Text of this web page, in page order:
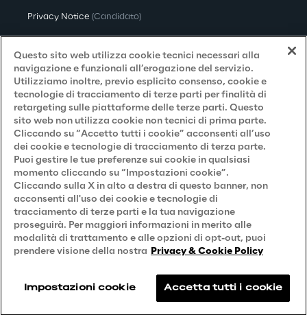
Privacy Notice (Candidato)
Privacy Notice(Fornitore)
Privacy Notice (Marketing)
Accessibilità
Careers
Contacts
Reply © 2026
Questo sito web utilizza cookie tecnici necessari alla
navigazione e funzionali all’erogazione del servizio.
Utilizziamo inoltre, previo esplicito consenso, cookie e
tecnologie di tracciamento di terze parti per finalità di
retargeting sulle piattaforme delle terze parti. Questo
sito web non utilizza cookie non tecnici di prima parte.
Cliccando su “Accetto tutti i cookie” acconsenti all’uso
dei cookie e tecnologie di tracciamento di terza parte.
Puoi gestire le tue preferenze sui cookie in qualsiasi
momento cliccando su “Impostazioni cookie”.
Cliccando sulla X in alto a destra di questo banner, non
acconsenti all'uso dei cookie e tecnologie di
tracciamento di terze parti e la tua navigazione
proseguirà. Per maggiori informazioni in merito alle
modalità di trattamento e alle opzioni di opt-out, puoi
prendere visione della nostra Privacy & Cookie Policy
Impostazioni cookie Accetta tutti i cookie